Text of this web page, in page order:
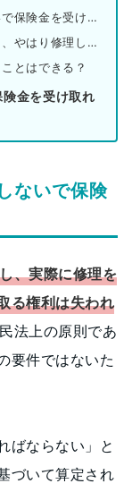
を受け取れる？
理したい場合は？
とはできる？
金を受け取れ
ないで保険
、実際に修理を
る権利は失われ
法上の原則であ
要件ではないた
ばならない」と
づいて算定され